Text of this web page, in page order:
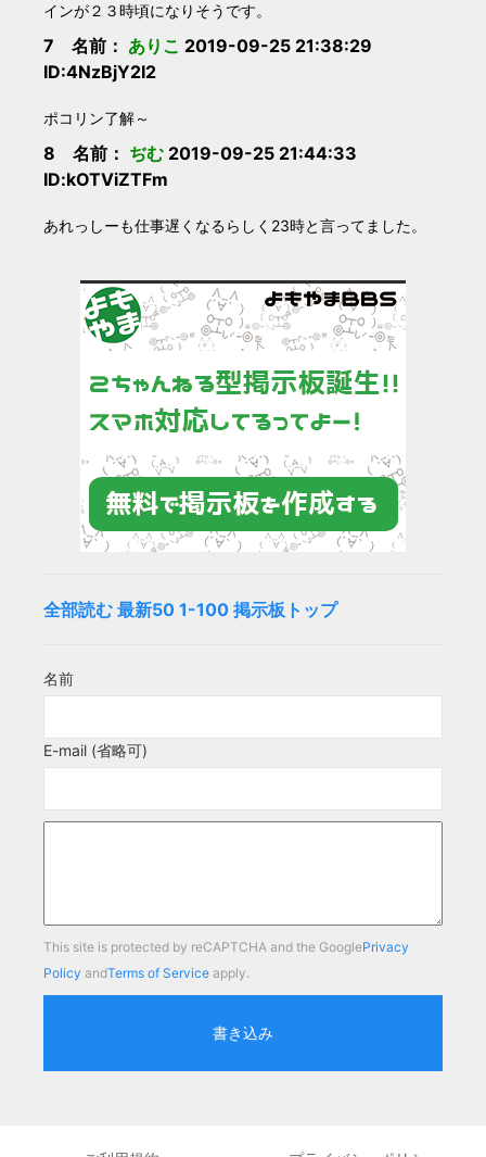
インが２３時頃になりそうです。
7 名前： ありこ 2019-09-25 21:38:29
ID:4NzBjY2I2
ポコリン了解～
8 名前： ぢむ 2019-09-25 21:44:33
ID:kOTViZTFm
あれっしーも仕事遅くなるらしく23時と言ってました。
全部読む 最新50 1-100 掲示板トップ
名前
E-mail (省略可)
This site is protected by reCAPTCHA and the GooglePrivacy
Policy andTerms of Service apply.
書き込み